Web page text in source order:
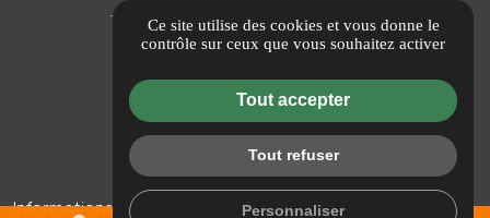
Informations complémentairesMentions légales
Ce site utilise des cookies et vous donne le
contrôle sur ceux que vous souhaitez activer
Tout accepter
Tout refuser
Personnaliser